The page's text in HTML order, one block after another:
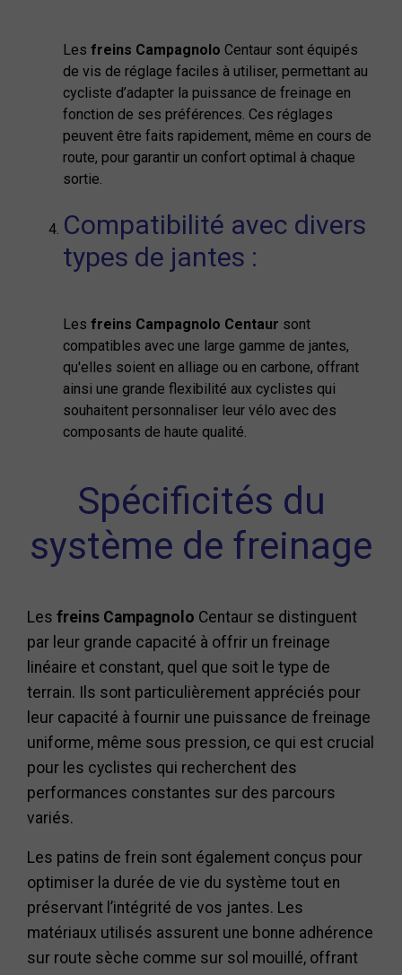
Les freins Campagnolo Centaur sont équipés
de vis de réglage faciles à utiliser, permettant au
cycliste d’adapter la puissance de freinage en
fonction de ses préférences. Ces réglages
peuvent être faits rapidement, même en cours de
route, pour garantir un confort optimal à chaque
sortie.
Compatibilité avec divers
types de jantes :
Les freins Campagnolo Centaur sont
compatibles avec une large gamme de jantes,
qu'elles soient en alliage ou en carbone, offrant
ainsi une grande flexibilité aux cyclistes qui
souhaitent personnaliser leur vélo avec des
composants de haute qualité.
Spécificités du
système de freinage
Les freins Campagnolo Centaur se distinguent
par leur grande capacité à offrir un freinage
linéaire et constant, quel que soit le type de
terrain. Ils sont particulièrement appréciés pour
leur capacité à fournir une puissance de freinage
uniforme, même sous pression, ce qui est crucial
pour les cyclistes qui recherchent des
performances constantes sur des parcours
variés.
Les patins de frein sont également conçus pour
optimiser la durée de vie du système tout en
préservant l’intégrité de vos jantes. Les
matériaux utilisés assurent une bonne adhérence
sur route sèche comme sur sol mouillé, offrant